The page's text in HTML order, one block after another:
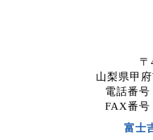
することはあり
案件紹介希望者
運用している
者等に委託す
先については
保護マネジメ
ています。
山梨県甲
電話番号
FAX番号
富士